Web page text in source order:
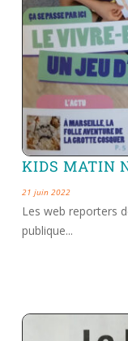
KIDS MATIN
21 juin 2022
Les web reporters
publique...